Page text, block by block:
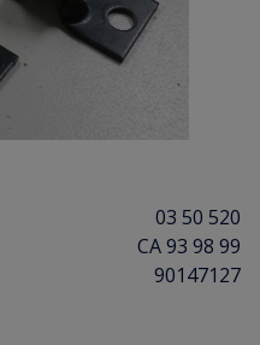
03 50 520
CA 93 98 99
90147127